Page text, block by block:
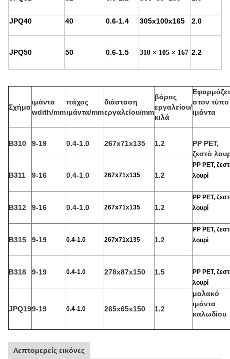
JPQ40 40 0.6-1.4 305x100x165 2.0
JPQ50 50 0.6-1.5 310 × 105 × 167 2.2
Σχήμα
ιμάντα
wdith/mm
πάχος
ιμάντα/mm
διάσταση
εργαλείου/mm
βάρος
εργαλείου/
κιλά
στον τύπο
ιμάντα
Β310 9-19 0.4-1.0 267x71x135 1.2
PP PET,
ζεστό
Β311 9-16 0.4-1.0 267x71x135 1.2
PP PET,
λουρί
Β312 9-16 0.4-1.0 267x71x135 1.2
PP PET,
λουρί
Β315 9-19 0.4-1.0 267x71x135 1.2
PP PET,
λουρί
Β318 9-19 0.4-1.0 278x87x150 1.5
PP PET,
λουρί
JPQ199-19 0.4-1.0 265x65x150 1.2
μαλακό
ιμάντα
καλωδίου
Λεπτομερείς εικόνες